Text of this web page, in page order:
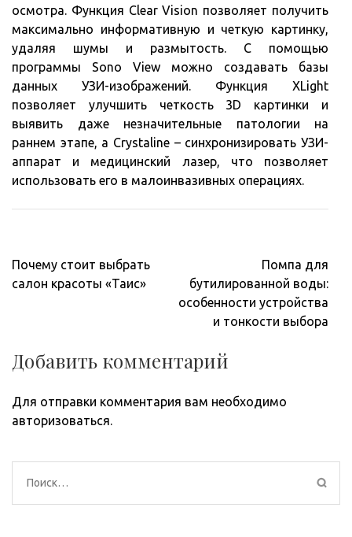
осмотра. Функция Clear Vision позволяет получить
максимально информативную и четкую картинку,
удаляя шумы и размытость. С помощью
программы Sono View можно создавать базы
данных УЗИ-изображений. Функция XLight
позволяет улучшить четкость 3D картинки и
выявить даже незначительные патологии на
раннем этапе, а Crystaline – синхронизировать УЗИ-
аппарат и медицинский лазер, что позволяет
использовать его в малоинвазивных операциях.
Навигация
по
Почему стоит выбрать
салон красоты «Таис»
Помпа для
бутилированной воды:
особенности устройства
и тонкости выбора
Добавить комментарий
Для отправки комментария вам необходимо
авторизоваться.
Найти: